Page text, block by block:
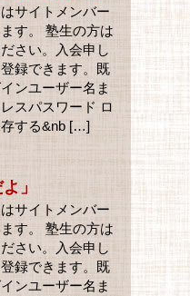
サイトメンバー
す。 塾生の方は
さい。入会申し
録できます。既
ンユーザー名ま
スパスワード ロ
する&nb […]
」
サイトメンバー
す。 塾生の方は
さい。入会申し
録できます。既
ンユーザー名ま